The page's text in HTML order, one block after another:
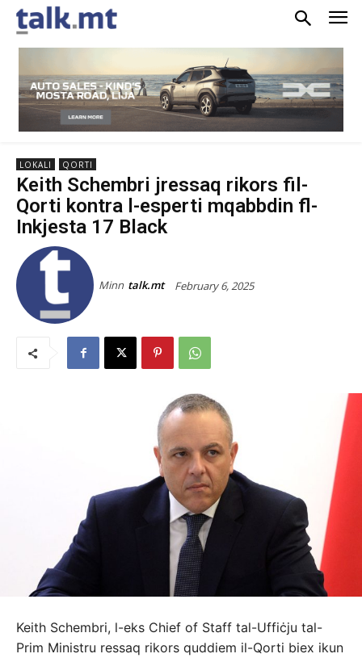
LOKALI QORTI
Keith Schembri jressaq rikors fil-
Qorti kontra l-esperti mqabbdin fl-
Inkjesta 17 Black
Minn talk.mt February 6, 2025
Keith Schembri, l-eks Chief of Staff tal-Uffiċju tal-
Prim Ministru ressaq rikors quddiem il-Qorti biex ikun